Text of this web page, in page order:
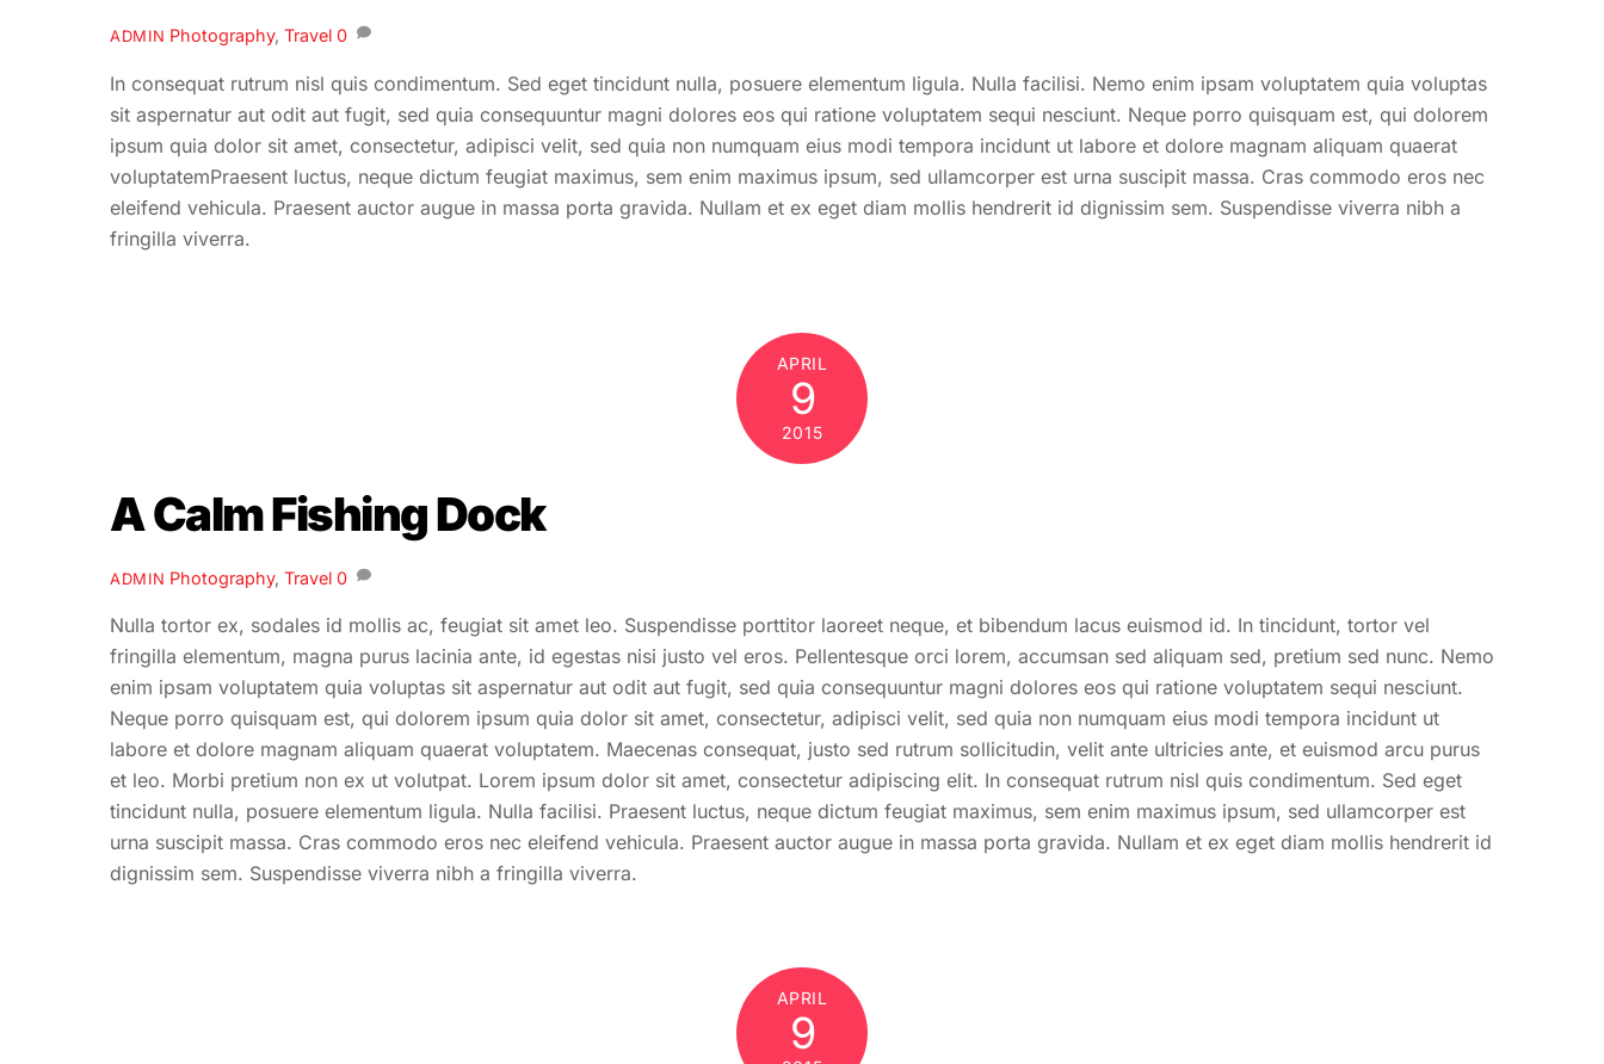
ADMIN Photography,Travel 0
In consequat rutrum nisl quis condimentum. Sed eget tincidunt nulla, posuere elementum ligula. Nulla facilisi. Nemo enim ipsam voluptatem quia voluptas
sit aspernatur aut odit aut fugit, sed quia consequuntur magni dolores eos qui ratione voluptatem sequi nesciunt. Neque porro quisquam est, qui dolorem
ipsum quia dolor sit amet, consectetur, adipisci velit, sed quia non numquam eius modi tempora incidunt ut labore et dolore magnam aliquam quaerat
voluptatemPraesent luctus, neque dictum feugiat maximus, sem enim maximus ipsum, sed ullamcorper est urna suscipit massa. Cras commodo eros nec
eleifend vehicula. Praesent auctor augue in massa porta gravida. Nullam et ex eget diam mollis hendrerit id dignissim sem. Suspendisse viverra nibh a
fringilla viverra.
APRIL
9
2015
A Calm Fishing Dock
ADMIN Photography,Travel 0
Nulla tortor ex, sodales id mollis ac, feugiat sit amet leo. Suspendisse porttitor laoreet neque, et bibendum lacus euismod id. In tincidunt, tortor vel
fringilla elementum, magna purus lacinia ante, id egestas nisi justo vel eros. Pellentesque orci lorem, accumsan sed aliquam sed, pretium sed nunc. Nemo
enim ipsam voluptatem quia voluptas sit aspernatur aut odit aut fugit, sed quia consequuntur magni dolores eos qui ratione voluptatem sequi nesciunt.
Neque porro quisquam est, qui dolorem ipsum quia dolor sit amet, consectetur, adipisci velit, sed quia non numquam eius modi tempora incidunt ut
labore et dolore magnam aliquam quaerat voluptatem. Maecenas consequat, justo sed rutrum sollicitudin, velit ante ultricies ante, et euismod arcu purus
et leo. Morbi pretium non ex ut volutpat. Lorem ipsum dolor sit amet, consectetur adipiscing elit. In consequat rutrum nisl quis condimentum. Sed eget
tincidunt nulla, posuere elementum ligula. Nulla facilisi. Praesent luctus, neque dictum feugiat maximus, sem enim maximus ipsum, sed ullamcorper est
urna suscipit massa. Cras commodo eros nec eleifend vehicula. Praesent auctor augue in massa porta gravida. Nullam et ex eget diam mollis hendrerit id
dignissim sem. Suspendisse viverra nibh a fringilla viverra.
APRIL
9